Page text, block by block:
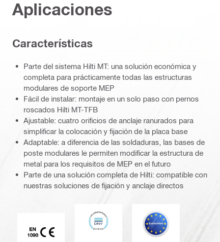
Aplicaciones
Caracterí­sticas
Parte del sistema Hilti MT: una solución económica y
completa para prácticamente todas las estructuras
modulares de soporte MEP
Fácil de instalar: montaje en un solo paso con pernos
roscados Hilti MT-TFB
Ajustable: cuatro orificios de anclaje ranurados para
simplificar la colocación y fijación de la placa base
Adaptable: a diferencia de las soldaduras, las bases de
poste modulares le permiten modificar la estructura de
metal para los requisitos de MEP en el futuro
Parte de una solución completa de Hilti: compatible con
nuestras soluciones de fijación y anclaje directos
Marca CE EN 1090
DNV Eurocódigo